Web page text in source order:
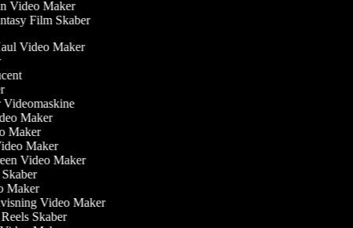
Video Maker
Film Skaber
Video Maker
Videomaskine
Maker
Maker
Maker
Video Maker
Skaber
Maker
Video Maker
Reels Skaber